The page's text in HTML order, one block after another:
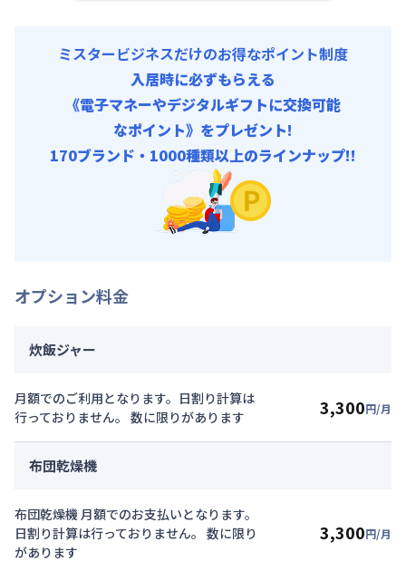
ミスタービジネスだけのお得なポイント制度
入居時に必ずもらえる
《電子マネーやデジタルギフトに交換可能
なポイント》をプレゼント!
170ブランド・1000種類以上のラインナップ!!
オプション料金
炊飯ジャー
月額でのご利用となります。日割り計算は
行っておりません。 数に限りがあります
3,300円/月
布団乾燥機
布団乾燥機 月額でのお支払いとなります。
日割り計算は行っておりません。 数に限り
があります
3,300円/月